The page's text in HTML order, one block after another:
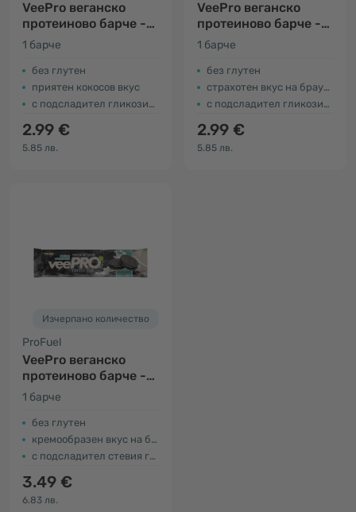
VeePro веганско
протеиново барче -
кокос
1 барче
без глутен
приятен кокосов вкус
с подсладител гликозид на стевия
2.99 €
5.85 лв.
VeePro веганско
протеиново барче -
brownie
1 барче
без глутен
страхотен вкус на брауни
с подсладител гликозид на стевия
2.99 €
5.85 лв.
Изчерпано количество
ProFuel
VeePro веганскo
протеиново барче -
бисквита
1 барче
без глутен
кремообразен вкус на бисквити
с подсладител стевия гликозид
3.49 €
6.83 лв.